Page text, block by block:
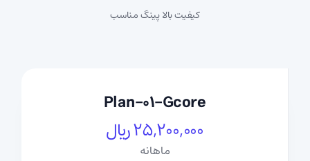
کیفیت بالا پینگ مناسب
Plan-01-Gcore
25,200,000 ریال
ماهانه